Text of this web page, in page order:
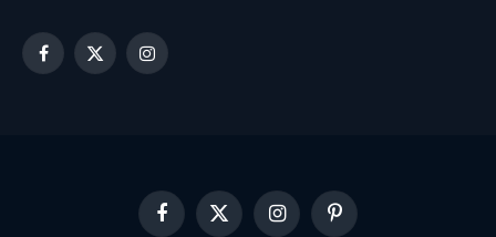
Facebook
X
Instagram
Facebook
X
InstagramPinterest